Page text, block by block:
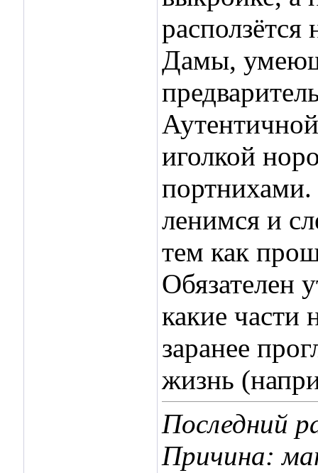
Дамы,
иголкой
портнихами.
ленимся и
тем как
Обязателен
какие части
заранее
жизнь
Последний
Причина: